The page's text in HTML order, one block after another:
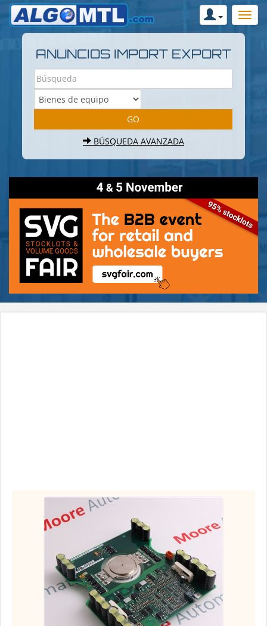
ANUNCIOS IMPORT EXPORT
BÚSQUEDA AVANZADA